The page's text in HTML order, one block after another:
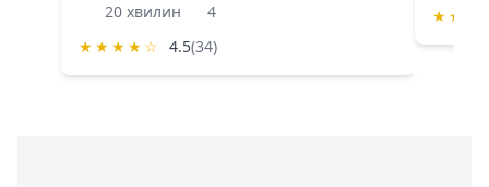
20 хвилин
4
★ ★ ★ ★ ☆ 4.5(34)
★ ★